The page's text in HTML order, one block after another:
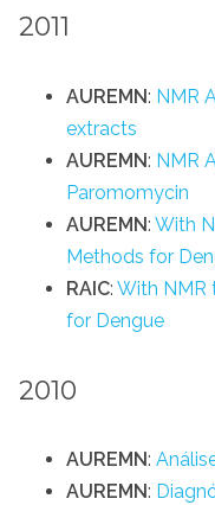
2011
AUREMN: NMR
extracts
AUREMN: NMR
Paromomycin
AUREMN: With
Methods for
RAIC: With NMR
for Dengue
2010
AUREMN:
AUREMN: